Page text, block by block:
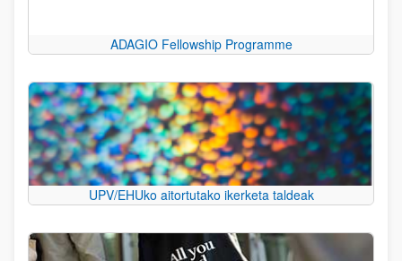
ADAGIO Fellowship Programme
UPV/EHUko aitortutako ikerketa taldeak